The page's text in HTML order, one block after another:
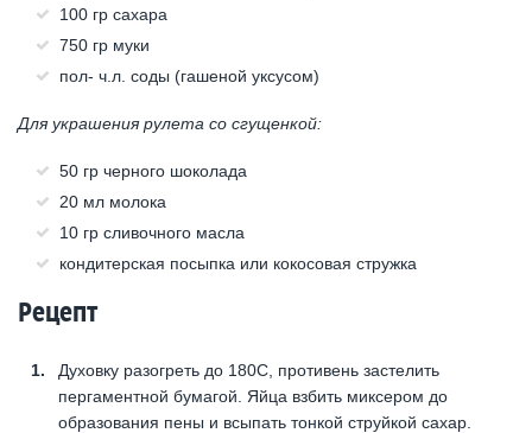
100 гр сахара
750 гр муки
пол- ч.л. соды (гашеной уксусом)
Для украшения рулета со сгущенкой:
50 гр черного шоколада
20 мл молока
10 гр сливочного масла
кондитерская посыпка или кокосовая стружка
Рецепт
Духовку разогреть до 180С, противень застелить
пергаментной бумагой. Яйца взбить миксером до
образования пены и всыпать тонкой струйкой сахар.